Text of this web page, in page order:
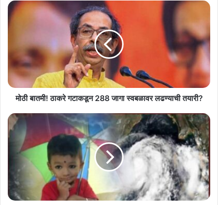
मोठी
बातमी!
ठाकरे
स्वबळावर
लढण्याची
तयारी?
मोठी बातमी! ठाकरे गटाकडून 288 जागा स्वबळावर लढण्याची तयारी?
दाना
चक्रीवादळ
महाराष्ट्रावर
दनादन
धडकणार
पाऊस
,दाणादाण
उडवणार